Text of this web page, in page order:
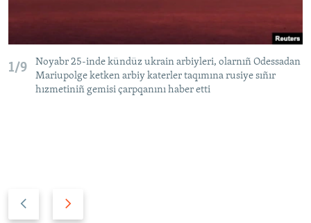
1/9
Noyabr 25-inde kündüz ukrain arbiyleri, olarnıñ Odessadan
Mariupolge ketken arbiy katerler taqımına rusiye sıñır
hızmetiniñ gemisi çarpqanını haber etti